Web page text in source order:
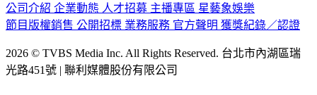
公司介紹 企業動態 人才招募 主播專區 星藝象娛樂
節目版權銷售 公開招標 業務服務 官方聲明 獲獎紀錄／認證
2026 © TVBS Media Inc. All Rights Reserved. 台北市內湖區瑞
光路451號 | 聯利媒體股份有限公司